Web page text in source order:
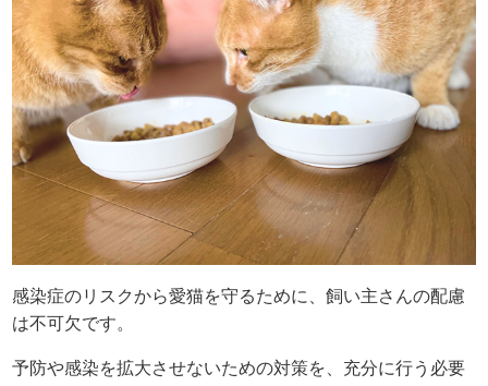
感染症のリスクから愛猫を守るために、飼い主さんの配慮
は不可欠です。
予防や感染を拡大させないための対策を、充分に行う必要